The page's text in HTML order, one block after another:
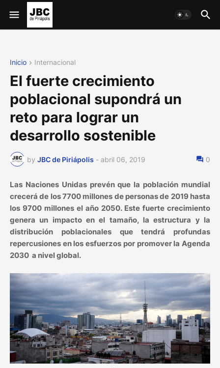
Inicio Internacional
El fuerte crecimiento
poblacional supondrá un
reto para lograr un
desarrollo sostenible
by JBC de Piriápolis - abril 06, 2019 0
Las Naciones Unidas prevén que la población mundial
crecerá de los 7700 millones de personas de 2019 hasta
los 9700 millones el año 2050. Este fuerte crecimiento
genera un impacto en el tamaño, la estructura y la
distribución poblacionales que tendrá profundas
repercusiones en los esfuerzos por promover la Agenda
2030 a nivel global.